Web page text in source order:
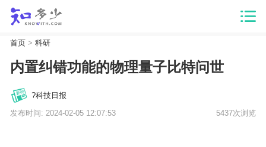
首页> 科研
内置纠错功能的物理量子比特问世
?科技日报
发布时间: 2024-02-05 12:07:53 5437次浏览